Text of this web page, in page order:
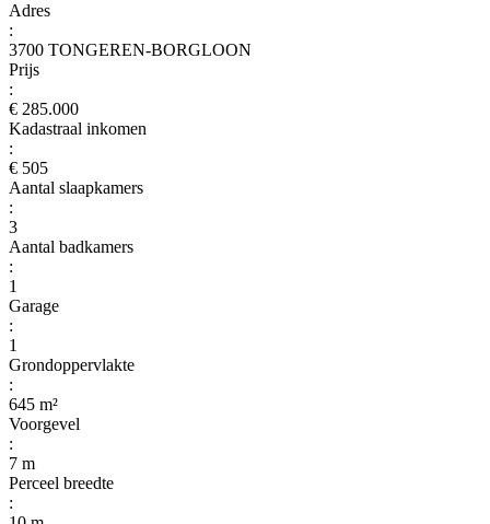
Adres
:
3700 TONGEREN-BORGLOON
Prijs
:
€ 285.000
Kadastraal inkomen
:
€ 505
Aantal slaapkamers
:
3
Aantal badkamers
:
1
Garage
:
1
Grondoppervlakte
:
645 m²
Voorgevel
:
7 m
Perceel breedte
: